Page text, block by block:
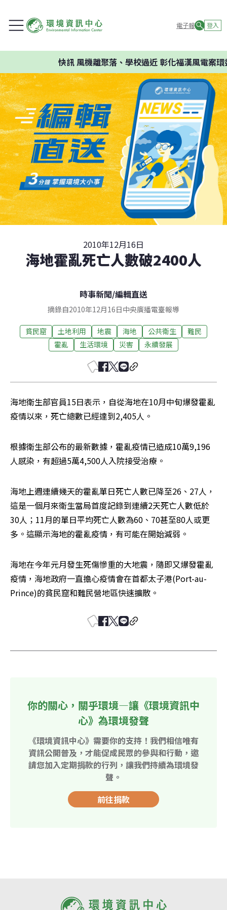
電子報 登入
快訊風機離聚落、學校過近 彰化福漢風電案環
2010年12月16日
海地霍亂死亡人數破2400人
時事新聞/編輯直送
摘錄自2010年12月16日中央廣播電臺報導
貧民窟 土地利用 地震 海地 公共衛生
難民
霍亂
生活環境 災害 永續發展
海地衛生部官員15日表示，自從海地在10月中旬爆發霍亂
疫情以來，死亡總數已經達到2,405人。
根據衛生部公布的最新數據，霍亂疫情已造成10萬9,196
人感染，有超過5萬4,500人入院接受治療。
海地上週連續幾天的霍亂單日死亡人數已降至26、27人，
這是一個月來衛生當局首度記錄到連續2天死亡人數低於
30人；11月的單日平均死亡人數為60、70甚至80人或更
多。這顯示海地的霍亂疫情，有可能在開始減弱。
海地在今年元月發生死傷慘重的大地震，隨即又爆發霍亂
疫情，海地政府一直擔心疫情會在首都太子港(Port-au-
Prince)的貧民窟和難民營地區快速擴散。
你的關心，關乎環境—讓《環境資訊中
心》為環境發聲
《環境資訊中心》需要你的支持！我們相信唯有
資訊公開普及，才能促成民眾的參與和行動，邀
請您加入定期捐款的行列，讓我們持續為環境發
聲。
前往捐款